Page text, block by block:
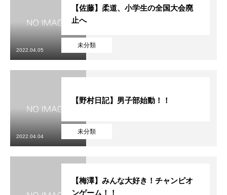
未分類
【佐藤】柔道、小学生の全国大会廃
止へ
2022.04.05
未分類
【野村日記】男子部始動！！
2022.04.04
【梅澤】みんな大好き！チャンピオ
ンゲーム！！